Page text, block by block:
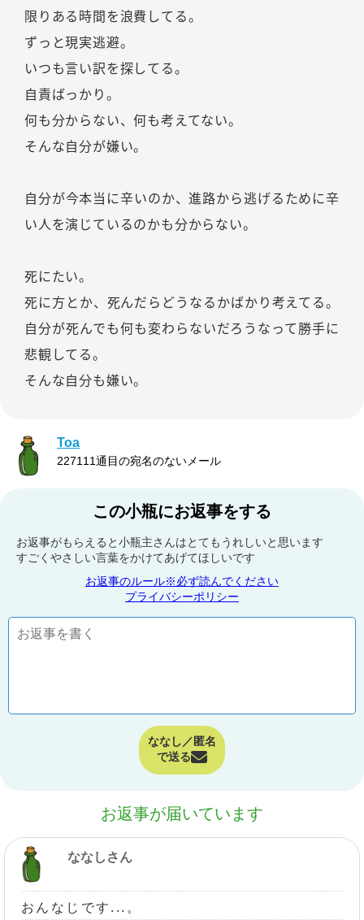
限りある時間を浪費してる。
ずっと現実逃避。
いつも言い訳を探してる。
自責ばっかり。
何も分からない、何も考えてない。
そんな自分が嫌い。
自分が今本当に辛いのか、進路から逃げるために辛
い人を演じているのかも分からない。
死にたい。
死に方とか、死んだらどうなるかばかり考えてる。
自分が死んでも何も変わらないだろうなって勝手に
悲観してる。
そんな自分も嫌い。
Toa
227111通目の宛名のないメール
この小瓶にお返事をする
お返事がもらえると小瓶主さんはとてもうれしいと思います
すごくやさしい言葉をかけてあげてほしいです
お返事のルール※必ず読んでください
プライバシーポリシー
ななし／匿名
で送る
お返事が届いています
ななしさん
おんなじです...。